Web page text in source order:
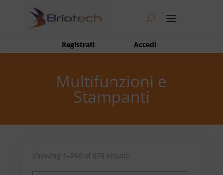
Registrati Accedi
Multifunzioni e
Stampanti
Showing 1–250 of 672 results